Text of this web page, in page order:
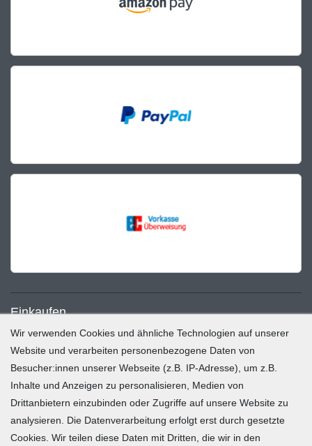
Einkaufen
Zahlung und Versand
Widerrufsrecht
Warenkorb
Zur Kasse
Mein Konto
Wir verwenden Cookies und ähnliche Technologien auf unserer
Website und verarbeiten personenbezogene Daten von
Besucher:innen unserer Webseite (z.B. IP-Adresse), um z.B.
Inhalte und Anzeigen zu personalisieren, Medien von
Drittanbietern einzubinden oder Zugriffe auf unsere Website zu
analysieren. Die Datenverarbeitung erfolgt erst durch gesetzte
Cookies. Wir teilen diese Daten mit Dritten, die wir in den